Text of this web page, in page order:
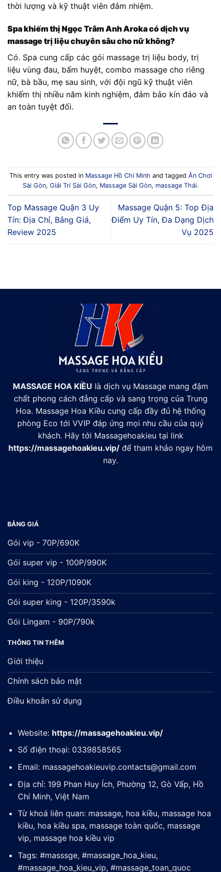
thời lượng và kỹ thuật viên đảm nhiệm.
Spa khiếm thị Ngọc Trâm Anh Aroka có dịch vụ
massage trị liệu chuyên sâu cho nữ không?
Có. Spa cung cấp các gói massage trị liệu body, trị
liệu vùng đau, bấm huyệt, combo massage cho riêng
nữ, bà bầu, mẹ sau sinh, với đội ngũ kỹ thuật viên
khiếm thị nhiều năm kinh nghiệm, đảm bảo kín đáo và
an toàn tuyệt đối.
This entry was posted in Massage Hồ Chí Minh and tagged Ăn Chơi
Sài Gòn, Giải Trí Sài Gòn, Massage Sài Gòn, massage Thái.
Top Massage Quận 3 Uy
Tín: Địa Chỉ, Bảng Giá,
Review 2025
Massage Quận 5: Top Địa
Điểm Uy Tín, Đa Dạng Dịch
Vụ 2025
MASSAGE HOA KIỀU là dịch vụ Massage mang đậm
chất phong cách đẳng cấp và sang trọng của Trung
Hoa. Massage Hoa Kiều cung cấp đầy đủ hệ thống
phòng Eco tới VVIP đáp ứng mọi nhu cầu của quý
khách. Hãy tới Massagehoakieu tại link
https://massagehoakieu.vip/ để tham khảo ngay hôm
nay.
BẢNG GIÁ
Gói vip - 70P/690K
Gói super vip - 100P/990K
Gói king - 120P/1090K
Gói super king - 120P/3590k
Gói Lingam - 90P/790k
THÔNG TIN THÊM
Giới thiệu
Chính sách bảo mật
Điều khoản sử dụng
Website: https://massagehoakieu.vip/
Số điện thoại: 0339858565
Email: massagehoakieuvip.contacts@gmail.com
Địa chỉ: 199 Phan Huy Ích, Phường 12, Gò Vấp, Hồ
Chí Minh, Việt Nam
Từ khoá liên quan: massage, hoa kiều, massage hoa
kiều, hoa kiều spa, massage toàn quốc, massage
vip, massage hoa kiều vip
Tags: #masssge, #massage_hoa_kieu,
#massage_hoa_kieu_vip, #massage_toan_quoc